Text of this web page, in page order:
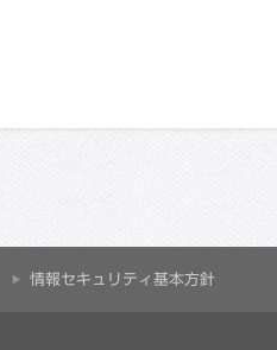
情報セキュリティ基本方針